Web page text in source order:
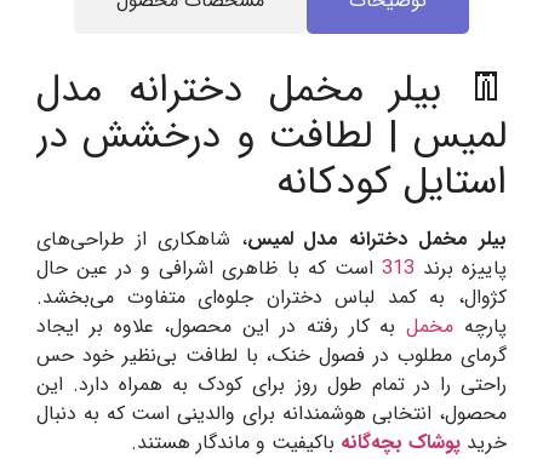
👖 بیلر مخمل دخترانه مدل
لمیس | لطافت و درخشش در
استایل کودکانه
بیلر مخمل دخترانه مدل لمیس، شاهکاری از طراحی‌های
پاییزه برند 313 است که با ظاهری اشرافی و در عین حال
کژوال، به کمد لباس دختران جلوه‌ای متفاوت می‌بخشد.
پارچه مخملبه کار رفته در این محصول، علاوه بر ایجاد
گرمای مطلوب در فصول خنک، با لطافت بی‌نظیر خود حس
راحتی را در تمام طول روز برای کودک به همراه دارد. این
محصول، انتخابی هوشمندانه برای والدینی است که به دنبال
خرید پوشاک بچه‌گانه باکیفیت و ماندگار هستند.